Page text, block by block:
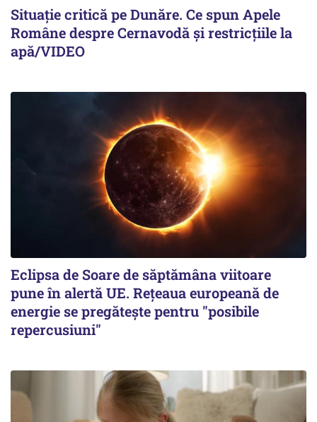
Situație critică pe Dunăre. Ce spun Apele
Române despre Cernavodă și restricțiile la
apă/VIDEO
Eclipsa de Soare de săptămâna viitoare
pune în alertă UE. Rețeaua europeană de
energie se pregătește pentru "posibile
repercusiuni"